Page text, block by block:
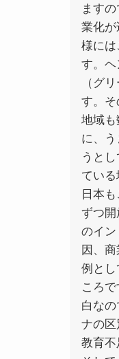
ます
業化が
様に
す。
（グ
す。そ
地域
に、
うと
ている
日本
ずつ開
のイ
因、
例とし
ころ
白な
ナの
教育不